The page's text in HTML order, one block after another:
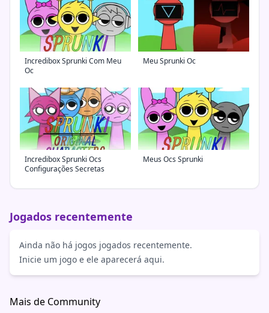
Incredibox Sprunki Com Meu
Oc
Meu Sprunki Oc
Incredibox Sprunki Ocs
Configurações Secretas
Meus Ocs Sprunki
Jogados recentemente
Ainda não há jogos jogados recentemente.
Inicie um jogo e ele aparecerá aqui.
Mais de Community